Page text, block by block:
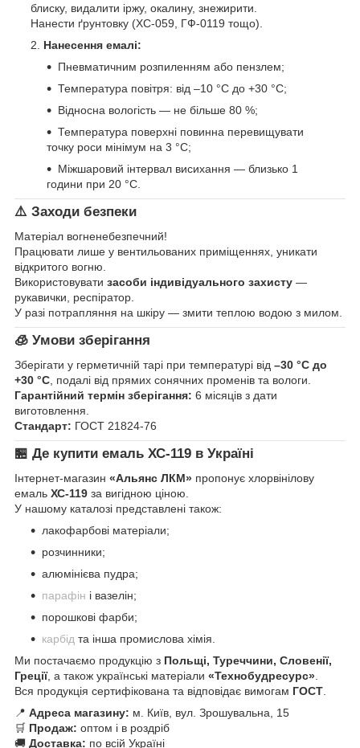
блиску, видалити іржу, окалину, знежирити.
Нанести ґрунтовку (ХС-059, ГФ-0119 тощо).
Нанесення емалі:
Пневматичним розпиленням або пензлем;
Температура повітря: від –10 °C до +30 °C;
Відносна вологість — не більше 80 %;
Температура поверхні повинна перевищувати
точку роси мінімум на 3 °C;
Міжшаровий інтервал висихання — близько 1
години при 20 °C.
⚠️ Заходи безпеки
Матеріал вогненебезпечний!
Працювати лише у вентильованих приміщеннях, уникати
відкритого вогню.
Використовувати засоби індивідуального захисту —
рукавички, респіратор.
У разі потрапляння на шкіру — змити теплою водою з милом.
🧊 Умови зберігання
Зберігати у герметичній тарі при температурі від –30 °C до
+30 °C , подалі від прямих сонячних променів та вологи.
Гарантійний термін зберігання: 6 місяців з дати
виготовлення.
Стандарт: ГОСТ 21824-76
🏪 Де купити емаль ХС-119 в Україні
Інтернет-магазин «Альянс ЛКМ» пропонує хлорвінілову
емаль ХС-119 за вигідною ціною.
У нашому каталозі представлені також:
лакофарбові матеріали;
розчинники;
алюмінієва пудра;
парафін і вазелін;
порошкові фарби;
карбід та інша промислова хімія.
Ми постачаємо продукцію з Польщі, Туреччини, Словенії,
Греції, а також українські матеріали «Технобудресурс»
Вся продукція сертифікована та відповідає вимогам ГОСТ
📍 Адреса магазину: м. Київ, вул. Зрошувальна, 15
🛒 Продаж: оптом і в роздріб
🚚 Доставка: по всій Україні